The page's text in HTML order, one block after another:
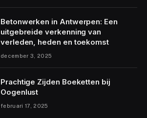
Betonwerken in Antwerpen: Een
uitgebreide verkenning van
verleden, heden en toekomst
december 3, 2025
Prachtige Zijden Boeketten bij
Oogenlust
februari 17, 2025